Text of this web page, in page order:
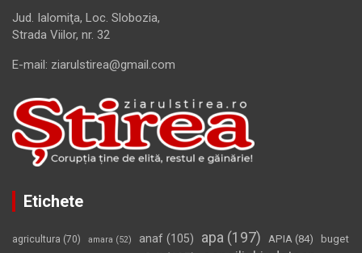
Jud. Ialomiţa, Loc. Slobozia,
Strada Viilor, nr. 32
E-mail: ziarulstirea@gmail.com
Etichete
agricultura (70) amara (52) anaf (105) apa (197) APIA (84)
buget